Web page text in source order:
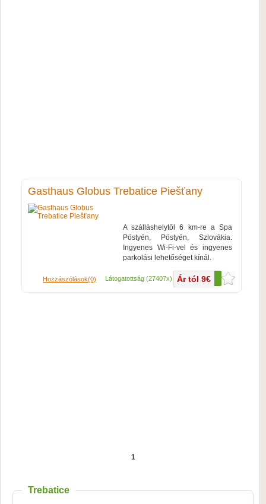
Gasthaus Globus Trebatice Piešťany
Ár tól 9€
A szálláshelytől 6 km-re a Spa
Pöstyén, Pöstyén, Szlovákia.
Ingyenes Wi-Fi-vel és ingyenes
parkolási lehetőséget kínál.
Hozzászólások(0) Látogatottság (27407x) Több...
1
Trebatice